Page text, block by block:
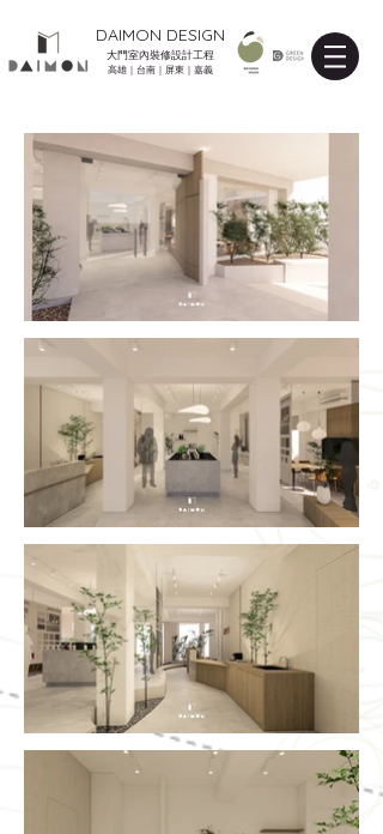
DAIMON DESIGN
大門室內裝修設計工程
高雄｜台南｜屏東｜嘉義